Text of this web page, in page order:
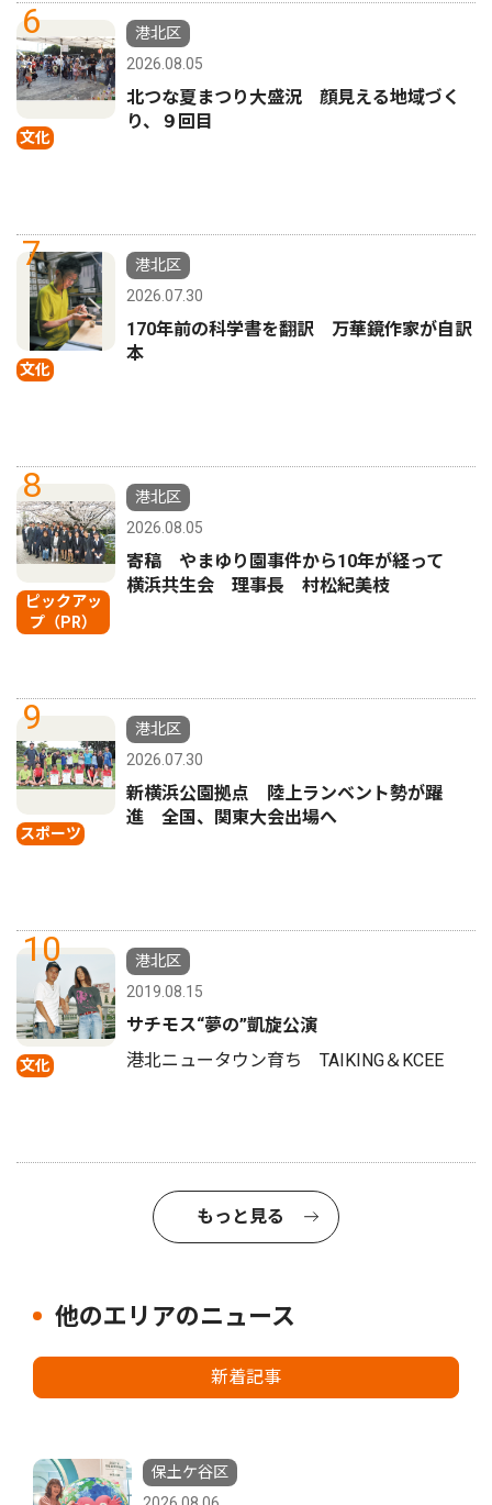
6
文化
港北区
2026.08.05
北つな夏まつり大盛況 顔見える地域づく
り、９回目
7
文化
港北区
2026.07.30
170年前の科学書を翻訳 万華鏡作家が自訳
本
8
ピックアッ
プ（PR）
港北区
2026.08.05
寄稿 やまゆり園事件から10年が経って
横浜共生会 理事長 村松紀美枝
9
スポーツ
港北区
2026.07.30
新横浜公園拠点 陸上ランベント勢が躍
進 全国、関東大会出場へ
10
文化
港北区
2019.08.15
サチモス“夢の”凱旋公演
港北ニュータウン育ち TAIKING＆KCEE
もっと見る
他のエリアのニュース
新着記事
保土ケ谷区